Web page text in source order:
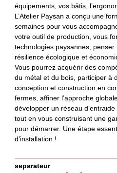
équipements, vos bâtis,
L’Atelier Paysan a conçu une
semaines pour vous
votre outil de production, vous
technologies paysannes, penser
résilience écologique et
Vous pourrez acquérir des
du métal et du bois, participer à
conception et construction en
fermes, affiner l’approche
développer un réseau
tout en vous construisant une
pour démarrer. Une étape
d’installation !
separateur